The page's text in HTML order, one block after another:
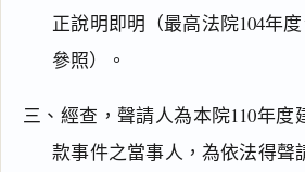
正說明即明（最高法院104年
參照）。
三、經查，聲請人為本院110年度
款事件之當事人，為依法得聲